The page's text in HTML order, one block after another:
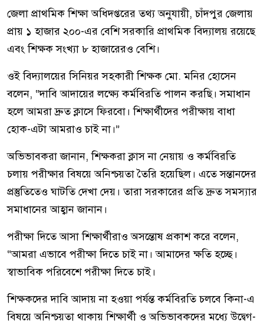
জেলা প্রাথমিক শিক্ষা অধিদপ্তরের তথ্য অনুযায়ী, চাঁদপুর জেলায়
প্রায় ১ হাজার ২০০-এর বেশি সরকারি প্রাথমিক বিদ্যালয় রয়েছে
এবং শিক্ষক সংখ্যা ৮ হাজারেরও বেশি।
ওই বিদ্যালয়ের সিনিয়র সহকারী শিক্ষক মো. মনির হোসেন
বলেন, “দাবি আদায়ের লক্ষ্যে কর্মবিরতি পালন করছি। সমাধান
হলে আমরা দ্রুত ক্লাসে ফিরবো। শিক্ষার্থীদের পরীক্ষায় বাধা
হোক-এটা আমরাও চাই না।”
অভিভাবকরা জানান, শিক্ষকরা ক্লাস না নেয়ায় ও কর্মবিরতি
চলায় পরীক্ষার বিষয়ে অনিশ্চয়তা তৈরি হয়েছিল। এতে সন্তানদের
প্রস্তুতিতেও ঘাটতি দেখা দেয়। তারা সরকারের প্রতি দ্রুত সমস্যার
সমাধানের আহ্বান জানান।
পরীক্ষা দিতে আসা শিক্ষার্থীরাও অসন্তোষ প্রকাশ করে বলেন,
“আমরা এভাবে পরীক্ষা দিতে চাই না। আমাদের ক্ষতি হচ্ছে।
স্বাভাবিক পরিবেশে পরীক্ষা দিতে চাই।
শিক্ষকদের দাবি আদায় না হওয়া পর্যন্ত কর্মবিরতি চলবে কিনা-এ
বিষয়ে অনিশ্চয়তা থাকায় শিক্ষার্থী ও অভিভাবকদের মধ্যে উদ্বেগ-